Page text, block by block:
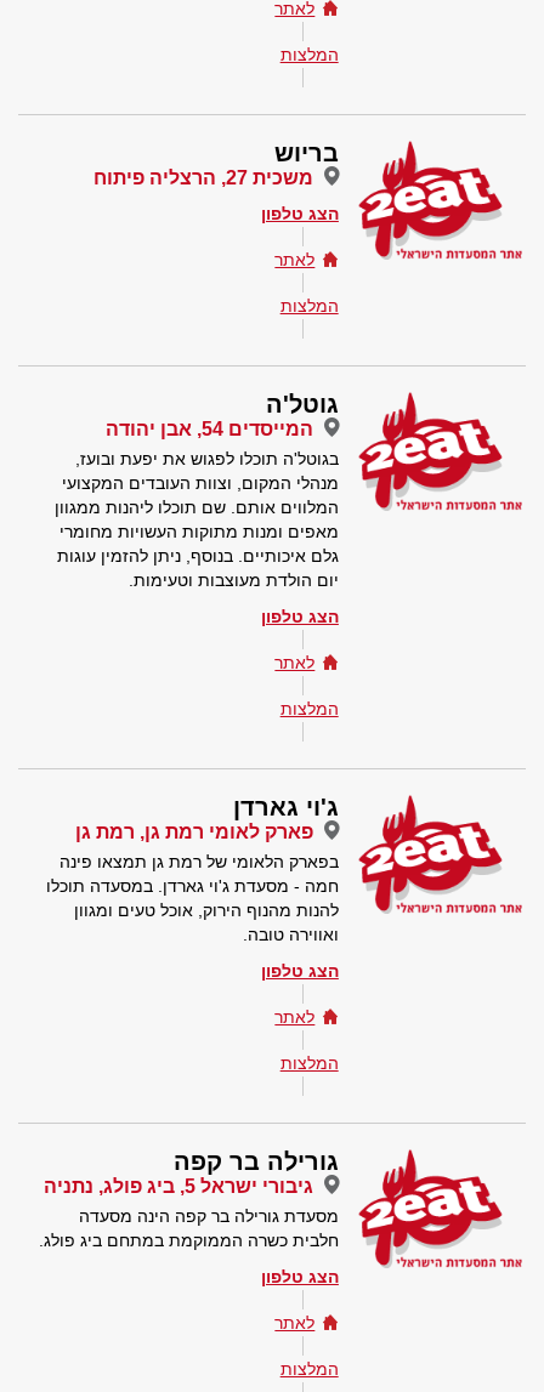
לאתר
המלצות
בריוש
משכית 27, הרצליה פיתוח
הצג טלפון
לאתר
המלצות
גוטל'ה
המייסדים 54, אבן יהודה
בגוטל'ה תוכלו לפגוש את יפעת ובועז,
מנהלי המקום, וצוות העובדים המקצועי
המלווים אותם. שם תוכלו ליהנות ממגוון
מאפים ומנות מתוקות העשויות מחומרי
גלם איכותיים. בנוסף, ניתן להזמין עוגות
יום הולדת מעוצבות וטעימות.
הצג טלפון
לאתר
המלצות
ג'וי גארדן
פארק לאומי רמת גן, רמת גן
בפארק הלאומי של רמת גן תמצאו פינה
חמה - מסעדת ג'וי גארדן. במסעדה תוכלו
להנות מהנוף הירוק, אוכל טעים ומגוון
ואווירה טובה.
הצג טלפון
לאתר
המלצות
גורילה בר קפה
גיבורי ישראל 5, ביג פולג, נתניה
מסעדת גורילה בר קפה הינה מסעדה
חלבית כשרה הממוקמת במתחם ביג פולג.
הצג טלפון
לאתר
המלצות